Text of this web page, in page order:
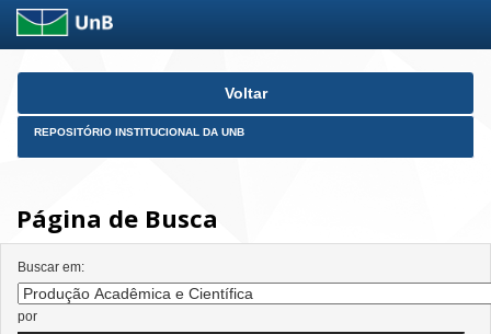
Skip
Voltar
REPOSITÓRIO INSTITUCIONAL DA UNB
Página de Busca
Buscar em:
por